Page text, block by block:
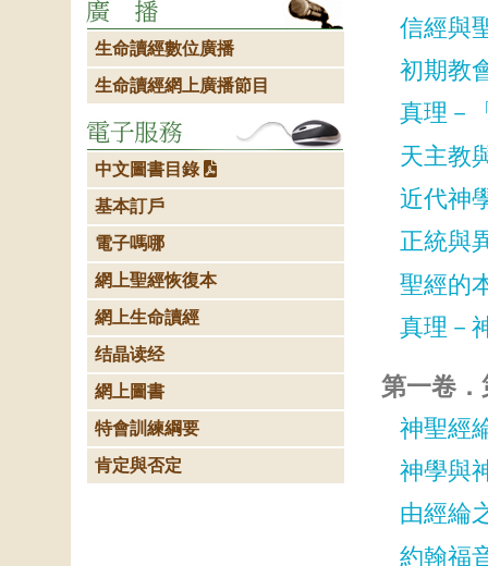
信經與
初期教
真理－
天主教
近代神
正統與
聖經的
真理－
第一卷
神聖經
神學與
由經綸
約翰福
生命讀經數位廣播
生命讀經網上廣播節目
中文圖書目錄
基本訂戶
電子嗎哪
網上聖經恢復本
網上生命讀經
结晶读经
網上圖書
特會訓練綱要
肯定與否定